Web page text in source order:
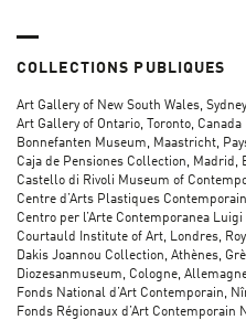
COLLECTIONS PUBLIQUES
Art Gallery of New South Wales,
Art Gallery of Ontario, Toronto, Canada
Bonnefanten Museum, Maastricht,
Caja de Pensiones Collection, Madrid,
Castello di Rivoli Museum of
Centre d’Arts Plastiques
Centro per l’Arte Contemporanea
Courtauld Institute of Art, Londres,
Dakis Joannou Collection, Athènes,
Diozesanmuseum, Cologne,
Fonds National d’Art Contemporain,
Fonds Régionaux d’Art Contemporain